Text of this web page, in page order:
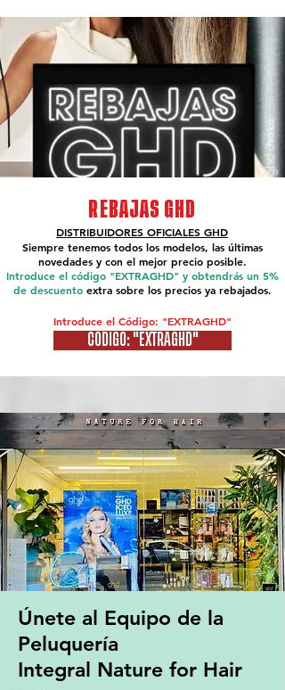
REBAJAS GHD
DISTRIBUIDORES OFICIALES GHD
Siempre tenemos todos los modelos, las últimas
novedades y con el mejor precio posible.
Introduce el código "EXTRAGHD" y obtendrás un 5%
de descuento extra sobre los precios ya rebajados.
Introduce el Código: "EXTRAGHD"
CÓDIGO: "EXTRAGHD"
Únete al Equipo de la
Peluquería
Integral Nature for Hair